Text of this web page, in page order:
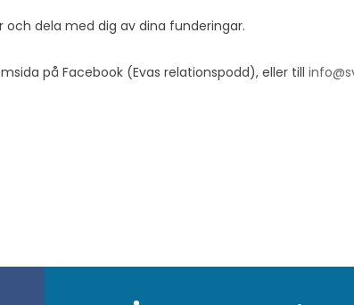
och dela med dig av dina funderingar.
på Facebook (Evas relationspodd), eller till